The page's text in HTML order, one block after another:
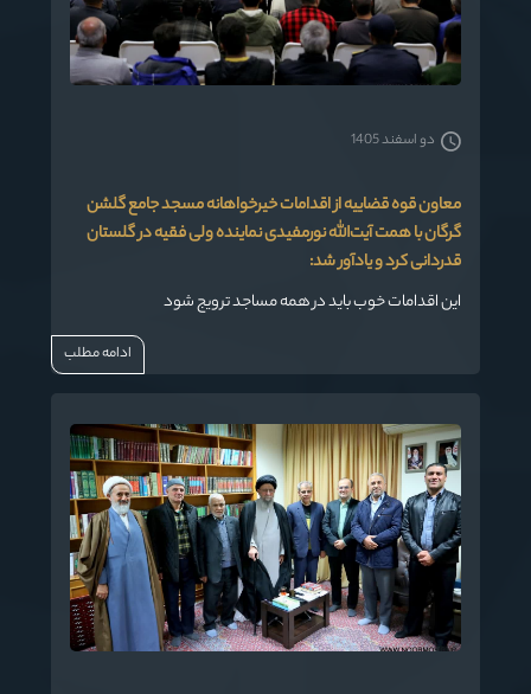
معاون قوه قضاییه از اقدامات خیرخواهانه مسجد جامع گلشن
گرگان با همت آیت‌الله نورمفیدی نماینده ولی فقیه در گلستان
قدردانی کرد و یادآور شد:
این اقدامات خوب باید در همه مساجد ترویج شود
دو اسفند 1405
ادامه مطلب